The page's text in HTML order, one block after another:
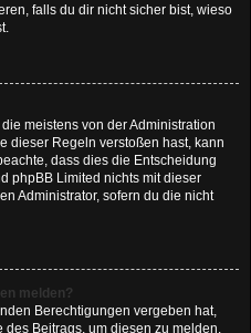
falls du dir nicht sicher bist, wieso
meistens von der Administration
dieser Regeln verstoßen hast, kann
dass dies die Entscheidung
phpBB Limited nichts mit dieser
Administrator, sofern du die nicht
melden?
Berechtigungen vergeben hat,
Beitrags, um diesen zu melden.